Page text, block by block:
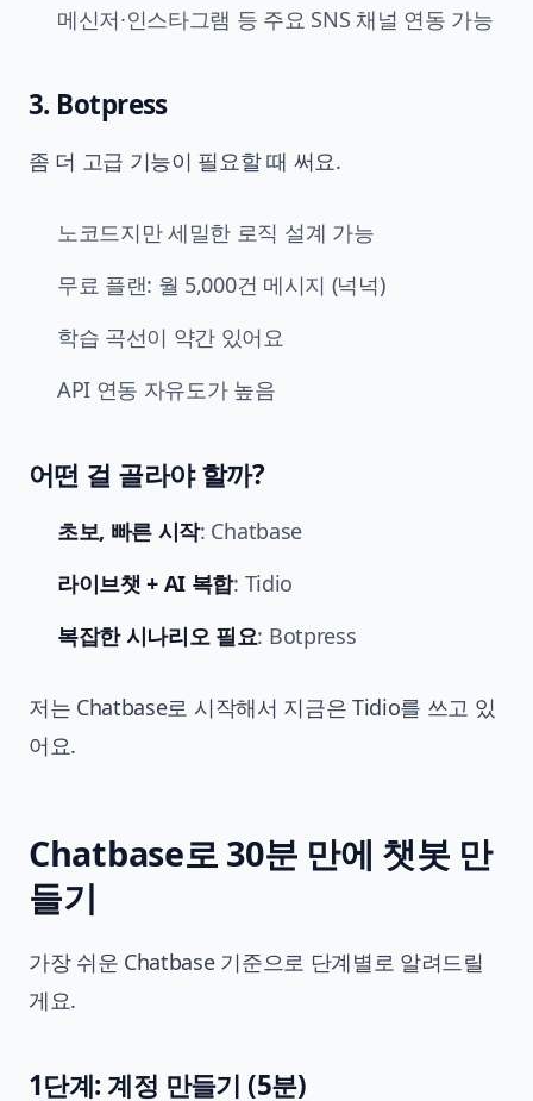
메신저·인스타그램 등 주요 SNS 채널 연동 가능
3. Botpress
좀 더 고급 기능이 필요할 때 써요.
노코드지만 세밀한 로직 설계 가능
무료 플랜: 월 5,000건 메시지 (넉넉)
학습 곡선이 약간 있어요
API 연동 자유도가 높음
어떤 걸 골라야 할까?
초보, 빠른 시작: Chatbase
라이브챗 + AI 복합: Tidio
복잡한 시나리오 필요: Botpress
저는 Chatbase로 시작해서 지금은 Tidio를 쓰고 있
어요.
Chatbase로 30분 만에 챗봇 만
들기
가장 쉬운 Chatbase 기준으로 단계별로 알려드릴
게요.
1단계: 계정 만들기 (5분)